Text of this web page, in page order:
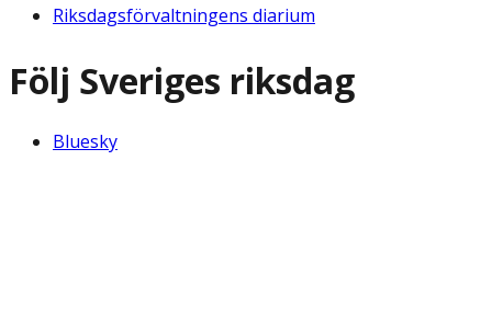
Riksdagsförvaltningens diarium
Följ Sveriges riksdag
Bluesky